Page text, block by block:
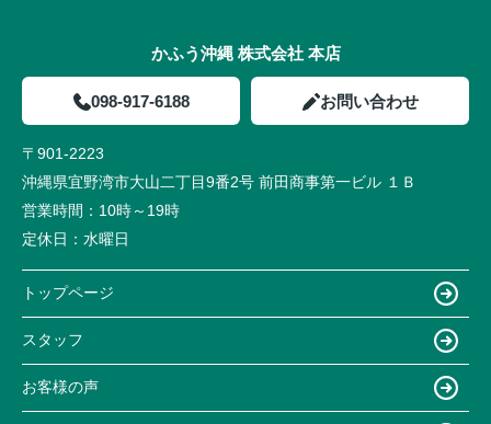
かふう沖縄 株式会社 本店
098-917-6188 お問い合わせ
〒901-2223
沖縄県宜野湾市大山二丁目9番2号 前田商事第一ビル １Ｂ
営業時間： 10時～19時
定休日： 水曜日
トップページ
スタッフ
お客様の声